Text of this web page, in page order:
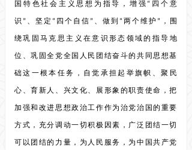
国特色社会主义思想为指导，增强“四个意
识”、坚定“四个自信”、做到“两个维护”，围
绕巩固马克思主义在意识形态领域的指导地
位、巩固全党全国人民团结奋斗的共同思想基
础这一根本任务，自觉承担起举旗帜、聚民
心、育新人、兴文化、展形象的职责使命，把
加强和改进思想政治工作作为治党治国的重要
方式，充分调动一切积极因素，广泛团结一切
可以团结的力量，为人民服务，为中国共产党